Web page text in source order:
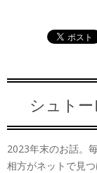
シュト
2023年末のお話。
相方がネットで見